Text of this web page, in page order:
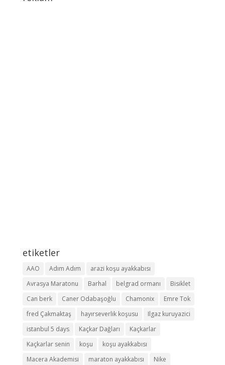
etiketler
AAO Adım Adım
arazi koşu ayakkabısı
Avrasya Maratonu
Barhal belgrad ormanı
Bisiklet
Can berk
Caner Odabaşoğlu Chamonix
Emre Tok
fred Çakmaktaş
hayırseverlik koşusu
Ilgaz kuruyazici
istanbul 5 days
Kaçkar Dağları
Kaçkarlar
Kaçkarlar senin
koşu
koşu ayakkabısı
Macera Akademisi
maraton ayakkabısı Nike